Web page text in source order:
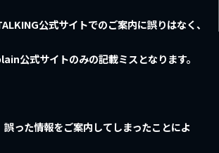
公式サイトでのご案内に誤りはなく、
公式サイトのみの記載ミスとなります。
った情報をご案内してしまったことによ